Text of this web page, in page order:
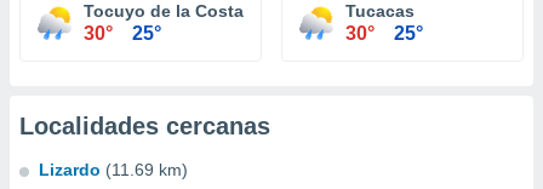
Tocuyo de la Costa
30° 25°
Tucacas
30° 25°
Localidades cercanas
Lizardo (11.69 km)